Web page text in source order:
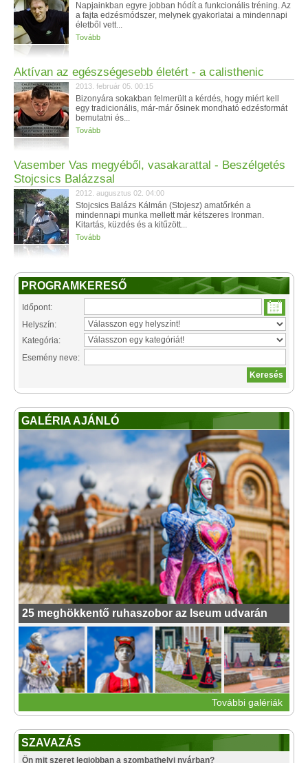
Napjainkban egyre jobban hódít a funkcionális tréning. Az
a fajta edzésmódszer, melynek gyakorlatai a mindennapi
életből vett...
Tovább
Aktívan az egészségesebb életért - a calisthenic
2013. február 05. 00:15
Bizonyára sokakban felmerült a kérdés, hogy miért kell
egy tradicionális, már-már ősinek mondható edzésformát
bemutatni és...
Tovább
Vasember Vas megyéből, vasakarattal - Beszélgetés
Stojcsics Balázzsal
2012. augusztus 02. 04:00
Stojcsics Balázs Kálmán (Stojesz) amatőrkén a
mindennapi munka mellett már kétszeres Ironman.
Kitartás, küzdés és a kitűzött...
Tovább
PROGRAMKERESŐ
Időpont:
Helyszín:
Kategória:
Esemény neve:
GALÉRIA AJÁNLÓ
25 meghökkentő ruhaszobor az Iseum udvarán
További galériák
SZAVAZÁS
Ön mit szeret legjobban a szombathelyi nyárban?